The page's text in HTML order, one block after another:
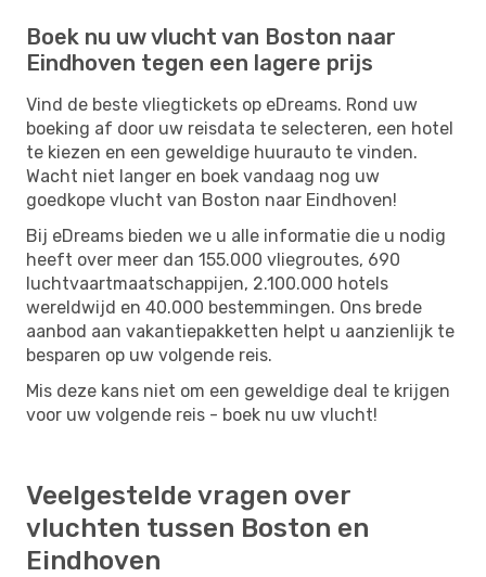
Boek nu uw vlucht van Boston naar
Eindhoven tegen een lagere prijs
Vind de beste vliegtickets op eDreams. Rond uw
boeking af door uw reisdata te selecteren, een hotel
te kiezen en een geweldige huurauto te vinden.
Wacht niet langer en boek vandaag nog uw
goedkope vlucht van Boston naar Eindhoven!
Bij eDreams bieden we u alle informatie die u nodig
heeft over meer dan 155.000 vliegroutes, 690
luchtvaartmaatschappijen, 2.100.000 hotels
wereldwijd en 40.000 bestemmingen. Ons brede
aanbod aan vakantiepakketten helpt u aanzienlijk te
besparen op uw volgende reis.
Mis deze kans niet om een ​​geweldige deal te krijgen
voor uw volgende reis - boek nu uw vlucht!
Veelgestelde vragen over
vluchten tussen Boston en
Eindhoven